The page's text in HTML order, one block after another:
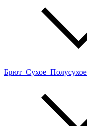
Брют Сухое Полусухое